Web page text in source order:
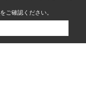
をご確認ください。